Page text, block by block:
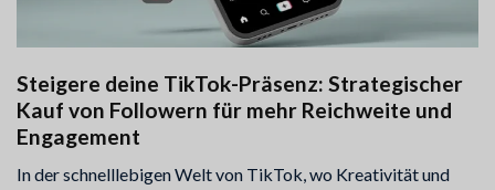
Steigere deine TikTok-Präsenz: Strategischer
Kauf von Followern für mehr Reichweite und
Engagement
In der schnelllebigen Welt von TikTok, wo Kreativität und